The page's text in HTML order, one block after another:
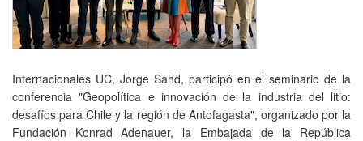
Internacionales UC, Jorge Sahd, participó en el seminario de la
conferencia "Geopolítica e innovación de la industria del litio:
desafíos para Chile y la región de Antofagasta", organizado por la
Fundación Konrad Adenauer, la Embajada de la República